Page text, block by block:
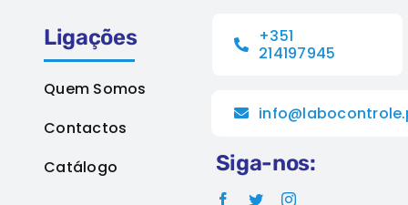
Ligações
Quem Somos
Contactos
Catálogo
+351
214197945
Siga-nos: